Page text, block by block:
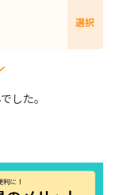
選択
した。